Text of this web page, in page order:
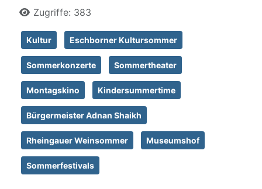
Zugriffe: 383
Kultur Eschborner Kultursommer
Sommerkonzerte Sommertheater
Montagskino Kindersummertime
Bürgermeister Adnan Shaikh
Rheingauer Weinsommer Museumshof
Sommerfestivals